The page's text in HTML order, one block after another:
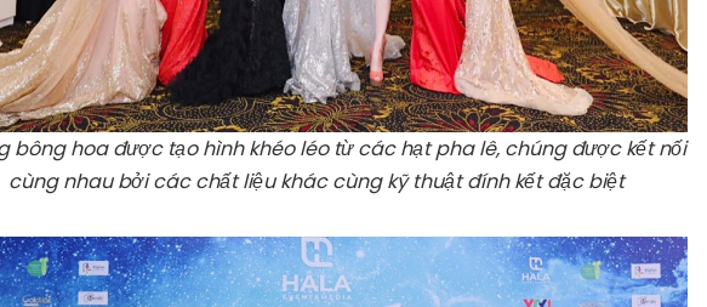
bông hoa được tạo hình khéo léo từ các hạt pha lê, chúng được kết nối
cùng nhau bởi các chất liệu khác cùng kỹ thuật đính kết đặc biệt